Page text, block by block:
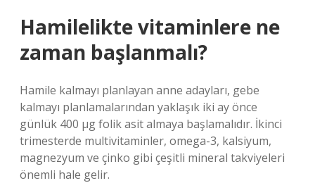
Hamilelikte vitaminlere ne
zaman başlanmalı?
Hamile kalmayı planlayan anne adayları, gebe
kalmayı planlamalarından yaklaşık iki ay önce
günlük 400 µg folik asit almaya başlamalıdır. İkinci
trimesterde multivitaminler, omega-3, kalsiyum,
magnezyum ve çinko gibi çeşitli mineral takviyeleri
önemli hale gelir.